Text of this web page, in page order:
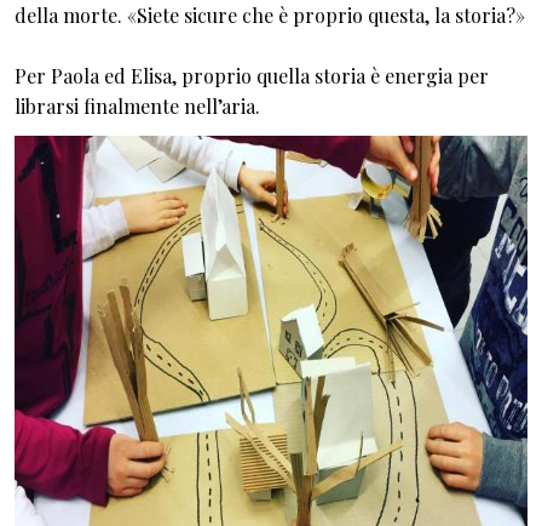
della morte. «Siete sicure che è proprio questa, la storia?»
Per Paola ed Elisa, proprio quella storia è energia per
librarsi finalmente nell’aria.